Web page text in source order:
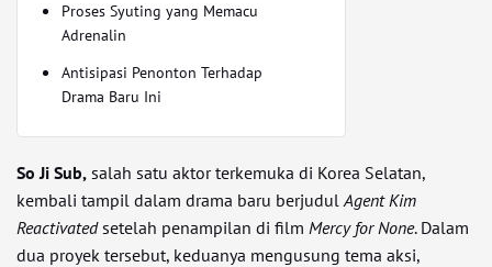
Proses Syuting yang Memacu
Adrenalin
Antisipasi Penonton Terhadap
Drama Baru Ini
So Ji Sub, salah satu aktor terkemuka di Korea Selatan,
kembali tampil dalam drama baru berjudulAgent Kim
Reactivatedsetelah penampilan di film Mercy for None. Dalam
dua proyek tersebut, keduanya mengusung tema aksi,